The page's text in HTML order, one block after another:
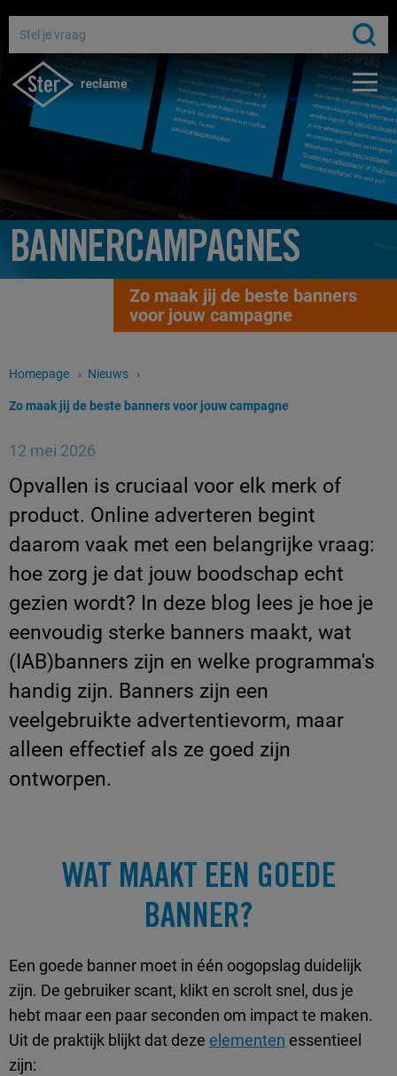
Bereik miljoenen Nederlanders
Adverteren bij de publieke omroep
Gratis media-advies
BANNERCAMPAGNES
Zo maak jij de beste banners
voor jouw campagne
Homepage Nieuws
Huidige pagina:
Zo maak jij de beste banners voor jouw campagne
12 mei 2026
Opvallen is cruciaal voor elk merk of
product. Online adverteren begint
daarom vaak met een belangrijke vraag:
hoe zorg je dat jouw boodschap echt
gezien wordt? In deze blog lees je hoe je
eenvoudig sterke banners maakt, wat
(IAB)banners zijn en welke programma's
handig zijn. Banners zijn een
veelgebruikte advertentievorm, maar
alleen effectief als ze goed zijn
ontworpen.
WAT MAAKT EEN GOEDE
BANNER?
Een goede banner moet in één oogopslag duidelijk
zijn. De gebruiker scant, klikt en scrolt snel, dus je
hebt maar een paar seconden om impact te maken.
Uit de praktijk blijkt dat deze elementen essentieel
zijn: